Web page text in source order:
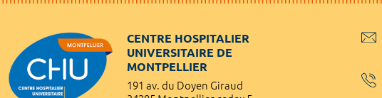
CENTRE HOSPITALIER
UNIVERSITAIRE DE
MONTPELLIER
191 av. du Doyen Giraud